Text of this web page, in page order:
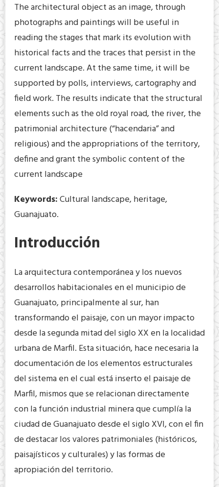
The architectural object as an image, through
photographs and paintings will be useful in
reading the stages that mark its evolution with
historical facts and the traces that persist in the
current landscape. At the same time, it will be
supported by polls, interviews, cartography and
field work. The results indicate that the structural
elements such as the old royal road, the river, the
patrimonial architecture (“hacendaria” and
religious) and the appropriations of the territory,
define and grant the symbolic content of the
current landscape
Keywords:Cultural landscape, heritage,
Guanajuato.
Introducción
La arquitectura contemporánea y los nuevos
desarrollos habitacionales en el municipio de
Guanajuato, principalmente al sur, han
transformando el paisaje, con un mayor impacto
desde la segunda mitad del siglo XX en la localidad
urbana de Marfil. Esta situación, hace necesaria la
documentación de los elementos estructurales
del sistema en el cual está inserto el paisaje de
Marfil, mismos que se relacionan directamente
con la función industrial minera que cumplía la
ciudad de Guanajuato desde el siglo XVI, con el fin
de destacar los valores patrimoniales (históricos,
paisajísticos y culturales) y las formas de
apropiación del territorio.